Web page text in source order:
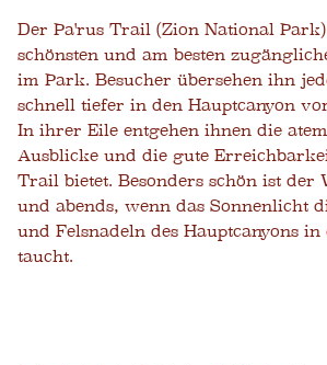
Der Pa'rus Trail (Zion National
schönsten und am besten
im Park. Besucher übersehen ihn
schnell tiefer in den Hauptcanyon
In ihrer Eile entgehen ihnen die
Ausblicke und die gute
Trail bietet. Besonders schön ist der
und abends, wenn das Sonnenlicht
und Felsnadeln des Hauptcanyons
taucht.